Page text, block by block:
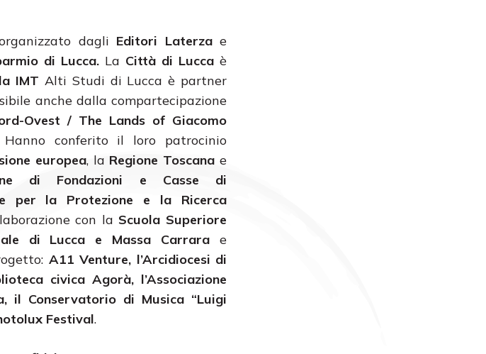
dagli Editori Laterzae
di Lucca. La Città di Lucca è
IMT Alti Studi di Lucca è partner
anche dalla compartecipazione
Ovest / The Lands of Giacomo
conferito il loro patrocinio
europea, la Regione Toscana e
di Fondazioni e Casse di
per la Protezione e la Ricerca
con la Scuola Superiore
di Lucca e Massa Carrara e
A11 Venture, l’Arcidiocesi di
civica Agorà, l’Associazione
il Conservatorio di Musica “Luigi
Festival.